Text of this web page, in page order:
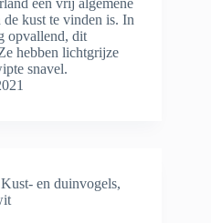
kust te vinden is. In
opvallend, dit
hebben lichtgrijze
snavel.
Kust- en duinvogels,